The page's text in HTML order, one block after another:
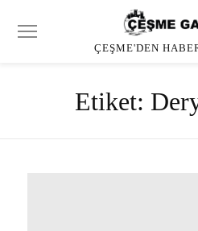
ÇEŞME'DEN
Etiket: